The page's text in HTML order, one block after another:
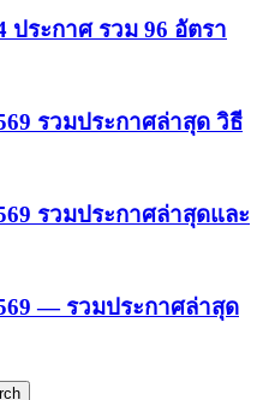
ประกาศ รวม 96 อัตรา
รวมประกาศล่าสุด วิธี
รวมประกาศล่าสุดและ
— รวมประกาศล่าสุด